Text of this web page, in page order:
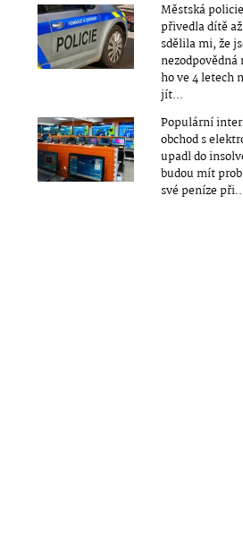
Městská
přivedla dítě
sdělila mi, že
nezodpovědná
ho ve 4 letech
jít...
Populární
obchod s
upadl do
budou mít
své peníze